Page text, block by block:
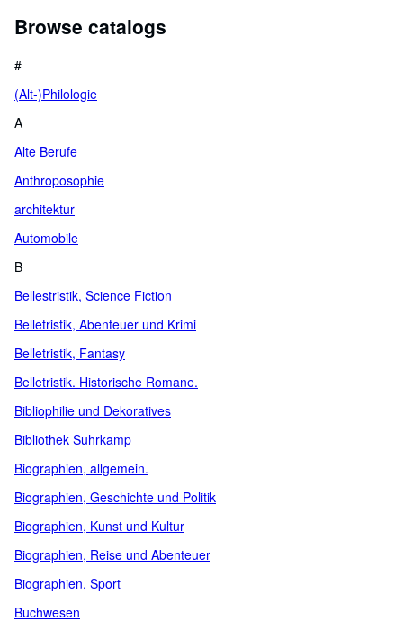
Browse catalogs
#
(Alt-)Philologie
A
Alte Berufe
Anthroposophie
architektur
Automobile
B
Bellestristik, Science Fiction
Belletristik, Abenteuer und Krimi
Belletristik, Fantasy
Belletristik. Historische Romane.
Bibliophilie und Dekoratives
Bibliothek Suhrkamp
Biographien, allgemein.
Biographien, Geschichte und Politik
Biographien, Kunst und Kultur
Biographien, Reise und Abenteuer
Biographien, Sport
Buchwesen